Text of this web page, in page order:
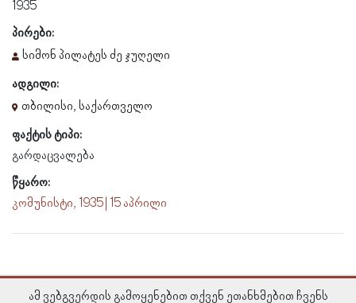
1935
პირები:
სიმონ პილატეს ძე ჯუღელი
ადგილი:
თბილისი, საქართველო
ფაქტის ტიპი:
გარდაცვალება
წყარო:
კომუნისტი, 1935 | 15 აპრილი
ამ ვებგვერდის გამოყენებით თქვენ ეთანხმებით ჩვენს